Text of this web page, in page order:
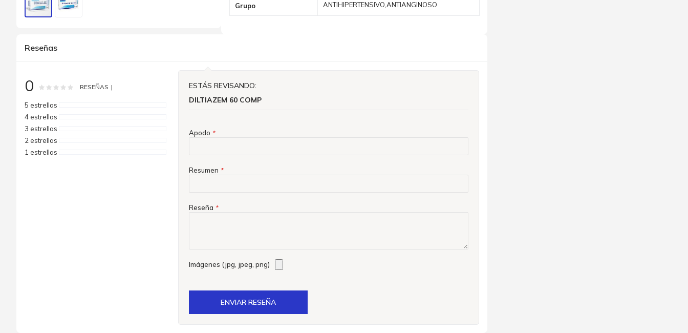
de
imágenes
Grupo ANTIHIPERTENSIVO,ANTIANGINOSO
Reseñas
0 Rating: % of100
RESEÑAS
5 estrellas
4 estrellas
3 estrellas
2 estrellas
1 estrellas
ESTÁS REVISANDO:
DILTIAZEM 60 COMP
Apodo
Resumen
Reseña
Imágenes (jpg, jpeg, png)
ENVIAR RESEÑA